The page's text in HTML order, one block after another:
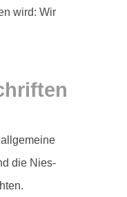
wird: Wir
die Nies-